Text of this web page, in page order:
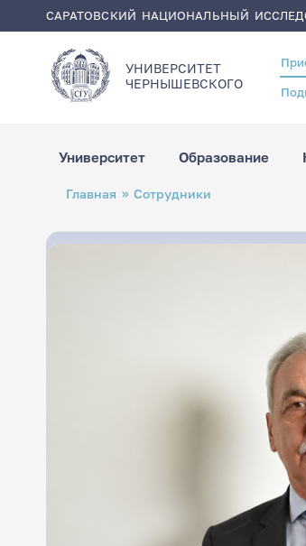
САРАТОВСКИЙ НАЦИОНАЛЬНЫЙ
УНИВЕРСИТЕТ
ЧЕРНЫШЕВСКОГO
menu
Университет Образование
Строка
навигации
Главная Сотрудники